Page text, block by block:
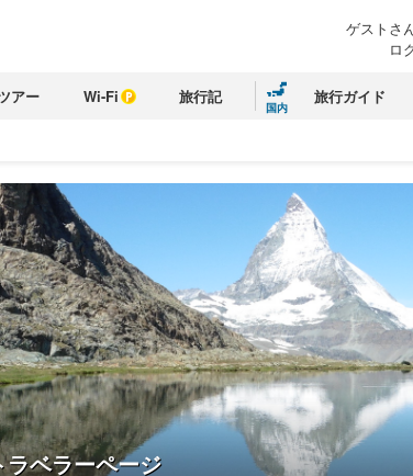
ゲストさ
ロ
アー Wi-Fi 旅行記
国内
旅行ガイド
ラベラーページ